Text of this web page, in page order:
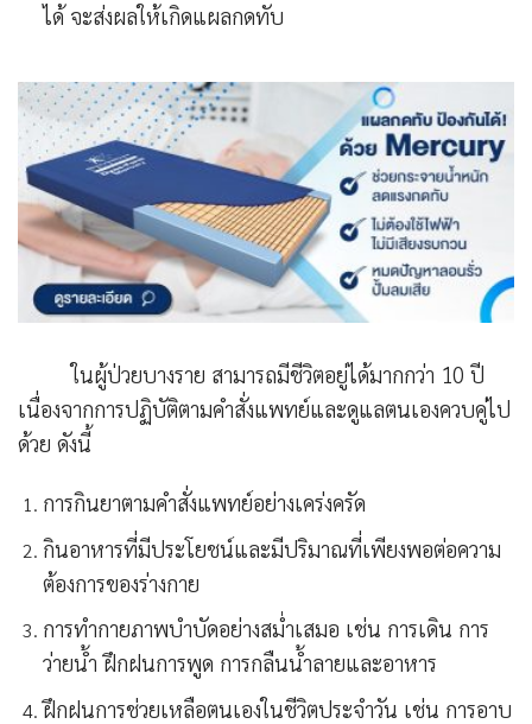
ได้ จะส่งผลให้เกิดแผลกดทับ
ในผู้ป่วยบางราย สามารถมีชีวิตอยู่ได้มากกว่า 10 ปี
เนื่องจากการปฏิบัติตามคำสั่งแพทย์และดูแลตนเองควบคู่ไป
ด้วย ดังนี้
การกินยาตามคำสั่งแพทย์อย่างเคร่งครัด
กินอาหารที่มีประโยชน์และมีปริมาณที่เพียงพอต่อความ
ต้องการของร่างกาย
การทำกายภาพบำบัดอย่างสม่ำเสมอ เช่น การเดิน การ
ว่ายน้ำ ฝึกฝนการพูด การกลืนน้ำลายและอาหาร
ฝึกฝนการช่วยเหลือตนเองในชีวิตประจำวัน เช่น การอาบ